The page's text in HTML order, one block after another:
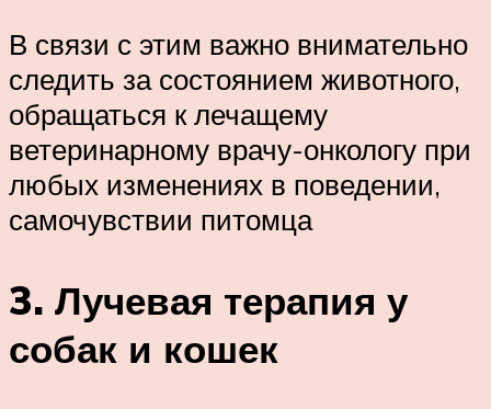
В связи с этим важно внимательно
следить за состоянием животного,
обращаться к лечащему
ветеринарному врачу-онкологу при
любых изменениях в поведении,
самочувствии питомца
3. Лучевая терапия у
собак и кошек